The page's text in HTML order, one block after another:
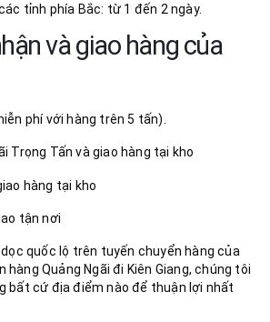
tỉnh phía Bắc: từ 1 đến 2 ngày.
và giao hàng của
phí với hàng trên 5 tấn).
Trọng Tấn và giao hàng tại kho
hàng tại kho
tận nơi
quốc lộ trên tuyến chuyển hàng của
hàng Quảng Ngãi đi Kiên Giang, chúng tôi
bất cứ địa điểm nào để thuận lợi nhất